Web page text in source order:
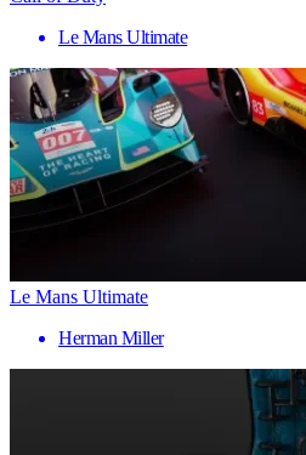
Le Mans Ultimate
Le Mans Ultimate
Herman Miller